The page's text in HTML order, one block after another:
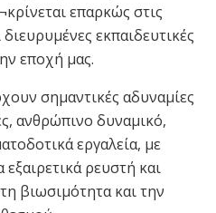
επαρκώς στις
εκπαιδευτικές
εποχή μας.
σημαντικές αδυναμίες
ανθρώπινο δυναμικό,
εργαλεία, με
εξαιρετικά ρευστή και
βιωσιμότητα και την